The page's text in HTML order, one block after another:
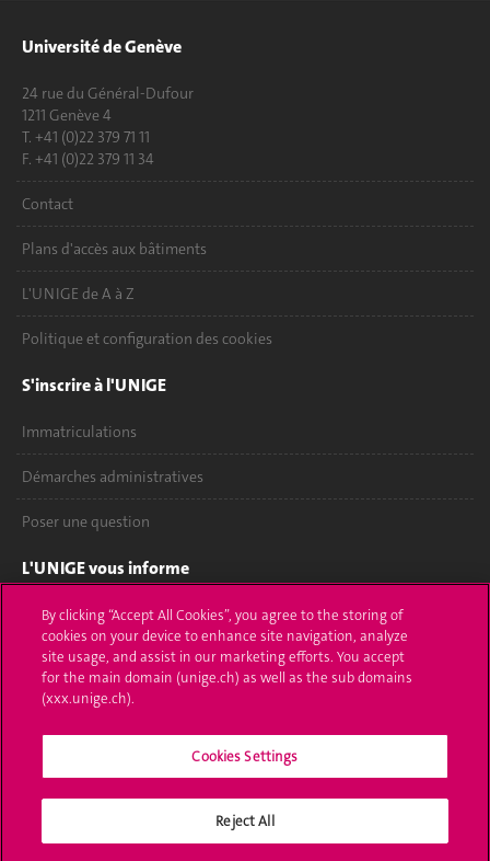
Université de Genève
24 rue du Général-Dufour
1211 Genève 4
T. +41 (0)22 379 71 11
F. +41 (0)22 379 11 34
Contact
Plans d'accès aux bâtiments
L'UNIGE de A à Z
Politique et configuration des cookies
S'inscrire à l'UNIGE
Immatriculations
Démarches administratives
Poser une question
L'UNIGE vous informe
UNIGE Mobile
Médias
Offres d'emploi
Calendrier académique
Médias sociaux UNIGE
By clicking “Accept All Cookies”, you agree to the storing of
cookies on your device to enhance site navigation, analyze
site usage, and assist in our marketing efforts. You accept
for the main domain (unige.ch) as well as the sub domains
(xxx.unige.ch).
Cookies Settings
Reject All